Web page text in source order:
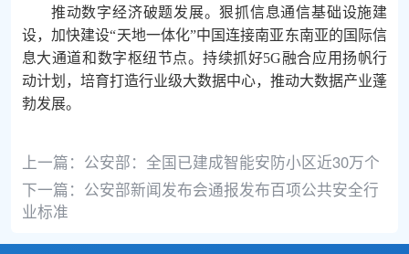
推动数字经济破题发展。狠抓信息通信基础设施建
设，加快建设“天地一体化”中国连接南亚东南亚的国际信
息大通道和数字枢纽节点。持续抓好5G融合应用扬帆行
动计划，培育打造行业级大数据中心，推动大数据产业蓬
勃发展。
上一篇： 公安部：全国已建成智能安防小区近30万个
下一篇： 公安部新闻发布会通报发布百项公共安全行
业标准